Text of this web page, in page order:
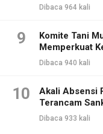
Dibaca 964 kali
9
Komite Tani
Memperkuat
Dibaca 940 kali
10
Akali Absensi
Terancam
Dibaca 933 kali